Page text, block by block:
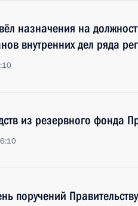
назначения на
внутренних дел ряда
из резервного фонда
поручений